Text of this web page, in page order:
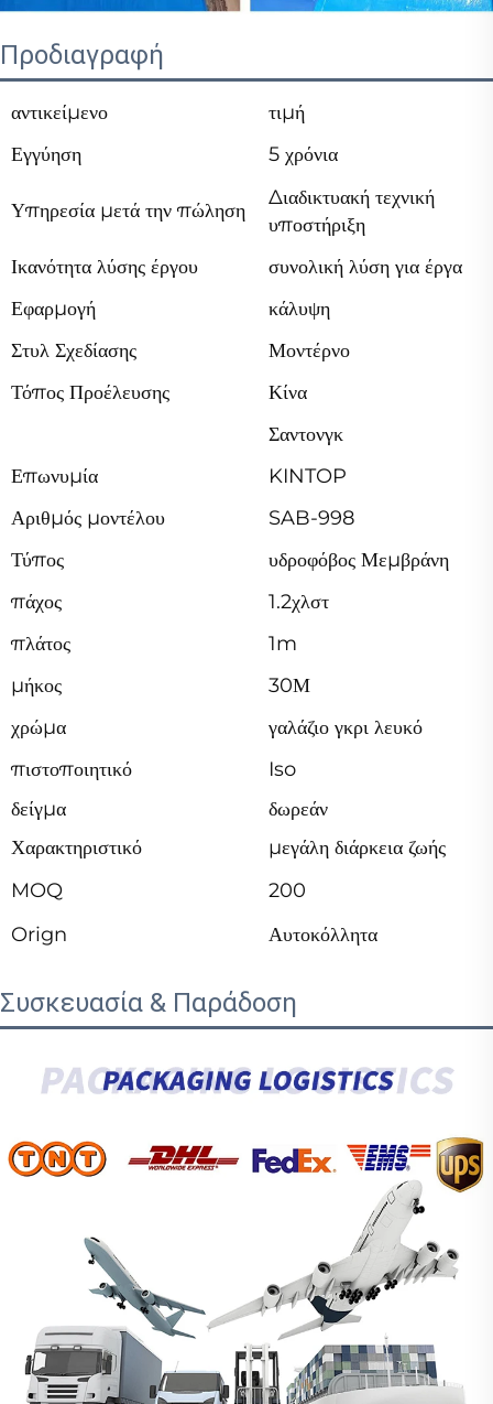
Προδιαγραφή
αντικείμενο
τιμή
Εγγύηση
5 χρόνια
Υπηρεσία μετά την πώληση
Διαδικτυακή τεχνική
υποστήριξη
Ικανότητα λύσης έργου
συνολική λύση για έργα
Εφαρμογή
κάλυψη
Στυλ Σχεδίασης
Μοντέρνο
Τόπος Προέλευσης
Κίνα
Σαντονγκ
Επωνυμία
KINTOP
Αριθμός μοντέλου
SAB-998
Τύπος
υδροφόβος Μεμβράνη
πάχος
1.2χλστ
πλάτος
1m
μήκος
30Μ
χρώμα
γαλάζιο γκρι λευκό
πιστοποιητικό
Iso
δείγμα
δωρεάν
Χαρακτηριστικό
μεγάλη διάρκεια ζωής
MOQ
200
Orign
Αυτοκόλλητα
Συσκευασία & Παράδοση